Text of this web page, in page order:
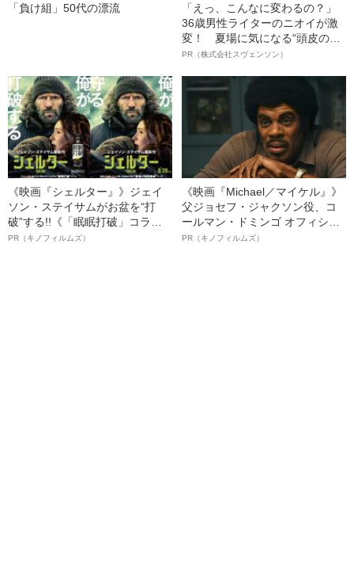
「負け組」50代の漂流
「えっ、こんなに変わるの？」
36歳男性ライターのニオイが激
変！ 夏場に気になる“頭皮のニ
オイ”や“ベタつき”を解消す
ト”が生み出した徹底ケアとは
PR（株式会社スヴェンソン）
《映画『シェルター』》ジェイ
ソン・ステイサムがお盆を“打
破”する!!《「眠眠打破」コラ
ボ》
PR（キノフィルムズ）
《映画『Michael／マイケル』》
父ジョセフ・ジャクソン役、コ
ールマン・ドミンゴ オフィシャ
ルインタビュー“観客を魅了した
PR（キノフィルムズ）